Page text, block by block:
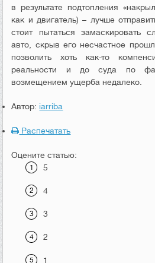
в результате подтопления
как и двигатель) – лучше
стоит пытаться замаскировать
авто, скрыв его несчастное
позволить хоть как-то
реальности и до суда по
возмещением ущерба недалеко.
Автор: iarriba
Распечатать
Оцените статью:
5
4
3
2
1